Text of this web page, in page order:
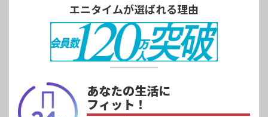
エニタイムが選ばれる理由
あなたの生活に
フィット！